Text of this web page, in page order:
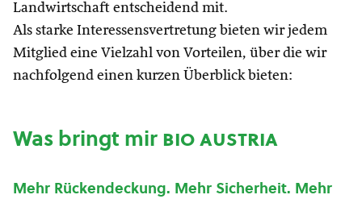
Landwirtschaft entscheidend mit.
Als starke Interessensvertretung bieten wir jedem
Mitglied eine Vielzahl von Vorteilen, über die wir
nachfolgend einen kurzen Überblick bieten:
Was bringt mirbio austria
Mehr Rückendeckung. Mehr Sicherheit. Mehr